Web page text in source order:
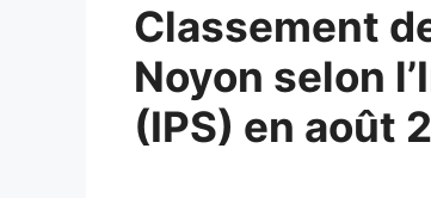
Classement
Noyon selon
(IPS) en août